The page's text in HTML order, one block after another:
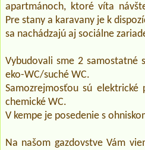
apartmánoch, ktoré víta
Pre stany a karavany je k
sa nachádzajú aj sociálne
Vybudovali sme 2 samostatné
eko-WC/suché WC.
Samozrejmosťou sú
chemické WC.
V kempe je posedenie s
Na našom gazdovstve Vám